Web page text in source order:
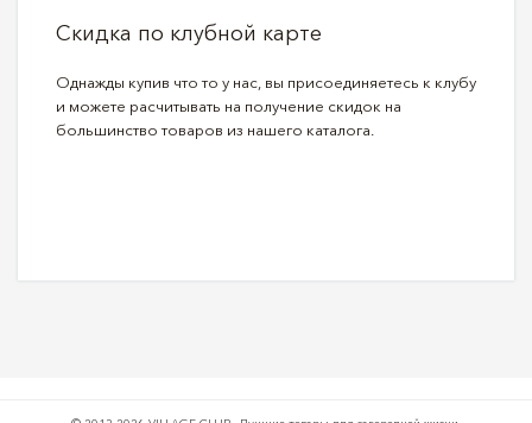
Скидка по клубной карте
Однажды купив что то у нас, вы присоединяетесь к клубу
и можете расчитывать на получение скидок на
большинство товаров из нашего каталога.